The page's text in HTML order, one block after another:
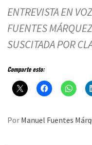
ENTREVISTA EN
FUENTES
SUSCITADA POR
Comparte esto:
Por Manuel Fuentes